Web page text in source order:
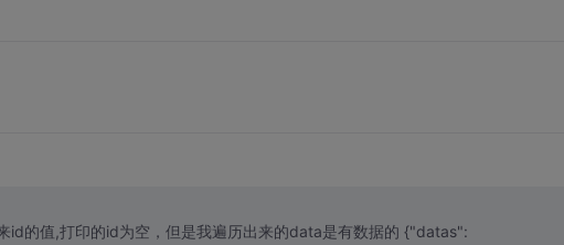
值,打印的id为空，但是我遍历出来的data是有数据的 {"datas":